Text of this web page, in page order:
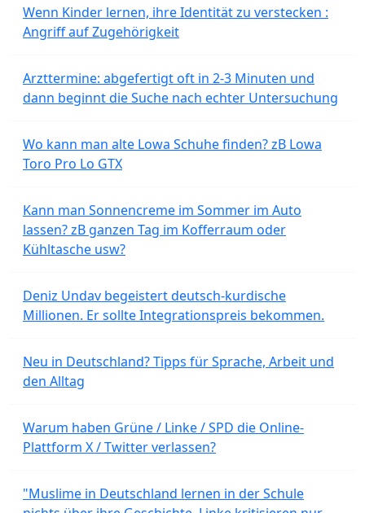
Wenn Kinder lernen, ihre Identität zu verstecken :
Angriff auf Zugehörigkeit
Arzttermine: abgefertigt oft in 2-3 Minuten und
dann beginnt die Suche nach echter Untersuchung
Wo kann man alte Lowa Schuhe finden? zB Lowa
Toro Pro Lo GTX
Kann man Sonnencreme im Sommer im Auto
lassen? zB ganzen Tag im Kofferraum oder
Kühltasche usw?
Deniz Undav begeistert deutsch-kurdische
Millionen. Er sollte Integrationspreis bekommen.
Neu in Deutschland? Tipps für Sprache, Arbeit und
den Alltag
Warum haben Grüne / Linke / SPD die Online-
Plattform X / Twitter verlassen?
"Muslime in Deutschland lernen in der Schule